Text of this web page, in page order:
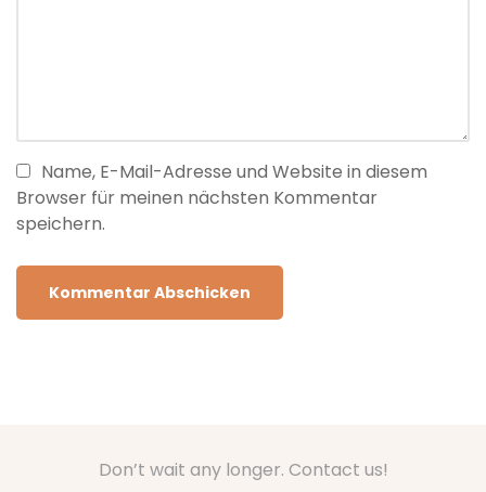
Name, E-Mail-Adresse und Website in diesem
Browser für meinen nächsten Kommentar
speichern.
Don’t wait any longer. Contact us!